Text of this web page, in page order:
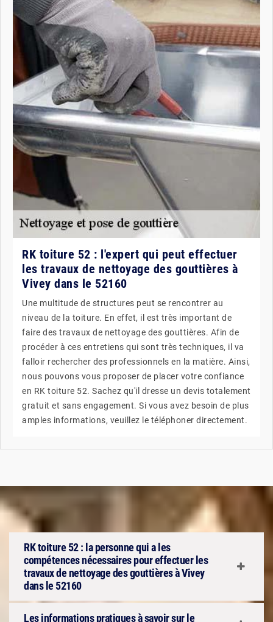
RK toiture 52 : l'expert qui peut effectuer
les travaux de nettoyage des gouttières à
Vivey dans le 52160
Une multitude de structures peut se rencontrer au
niveau de la toiture. En effet, il est très important de
faire des travaux de nettoyage des gouttières. Afin de
procéder à ces entretiens qui sont très techniques, il va
falloir rechercher des professionnels en la matière. Ainsi,
nous pouvons vous proposer de placer votre confiance
en RK toiture 52. Sachez qu'il dresse un devis totalement
gratuit et sans engagement. Si vous avez besoin de plus
amples informations, veuillez le téléphoner directement.
RK toiture 52 : la personne qui a les
compétences nécessaires pour effectuer les
travaux de nettoyage des gouttières à Vivey
dans le 52160
Les informations pratiques à savoir sur le